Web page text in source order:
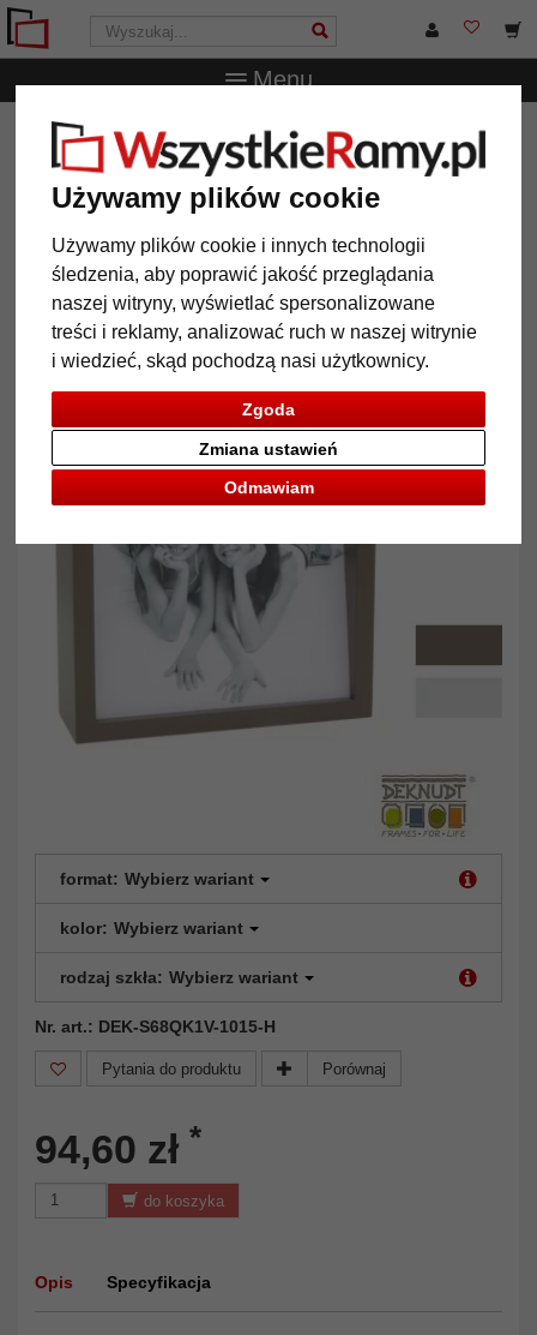
Używamy plików cookie
Używamy plików cookie i innych technologii
śledzenia, aby poprawić jakość przeglądania
naszej witryny, wyświetlać spersonalizowane
treści i reklamy, analizować ruch w naszej witrynie
i wiedzieć, skąd pochodzą nasi użytkownicy.
Zgoda
Odmawiam
Zmiana ustawień
Menu
WszystkieRamy.pl Typ Ramy
Ramki na zdjęcia i portrety
Ramka do zdjęć z ukośną ścianą tylną
Ramka do zdjęć z ukośną ścianą
tylną
format: Wybierz wariant
kolor: Wybierz wariant
rodzaj szkła: Wybierz wariant
Nr. art.: DEK-S68QK1V-1015-H
Pytania do produktu Porównaj
94,60 zł *
do koszyka
Opis Specyfikacja